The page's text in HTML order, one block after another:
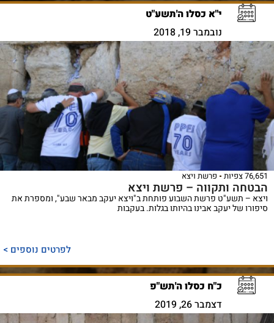
י"א כסלו ה'תשע"ט
נובמבר 19, 2018
76,651 צפיות פרשת ויצא
הבטחה ותקווה – פרשת ויצא
ויצא – תשע"ט פרשת השבוע פותחת ב"ויצא יעקב מבאר שבע", ומספרת את
סיפורו של יעקב אבינו בהיותו בגלות. בעקבות
לפרטים נוספים >
כ"ח כסלו ה'תש"פ
דצמבר 26, 2019